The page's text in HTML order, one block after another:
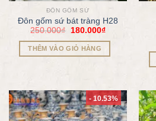
ĐÔN GỐM SỨ
Đôn gốm sứ bát tràng H28
250.000₫ 180.000₫
THÊM VÀO GIỎ HÀNG
- 10.53%